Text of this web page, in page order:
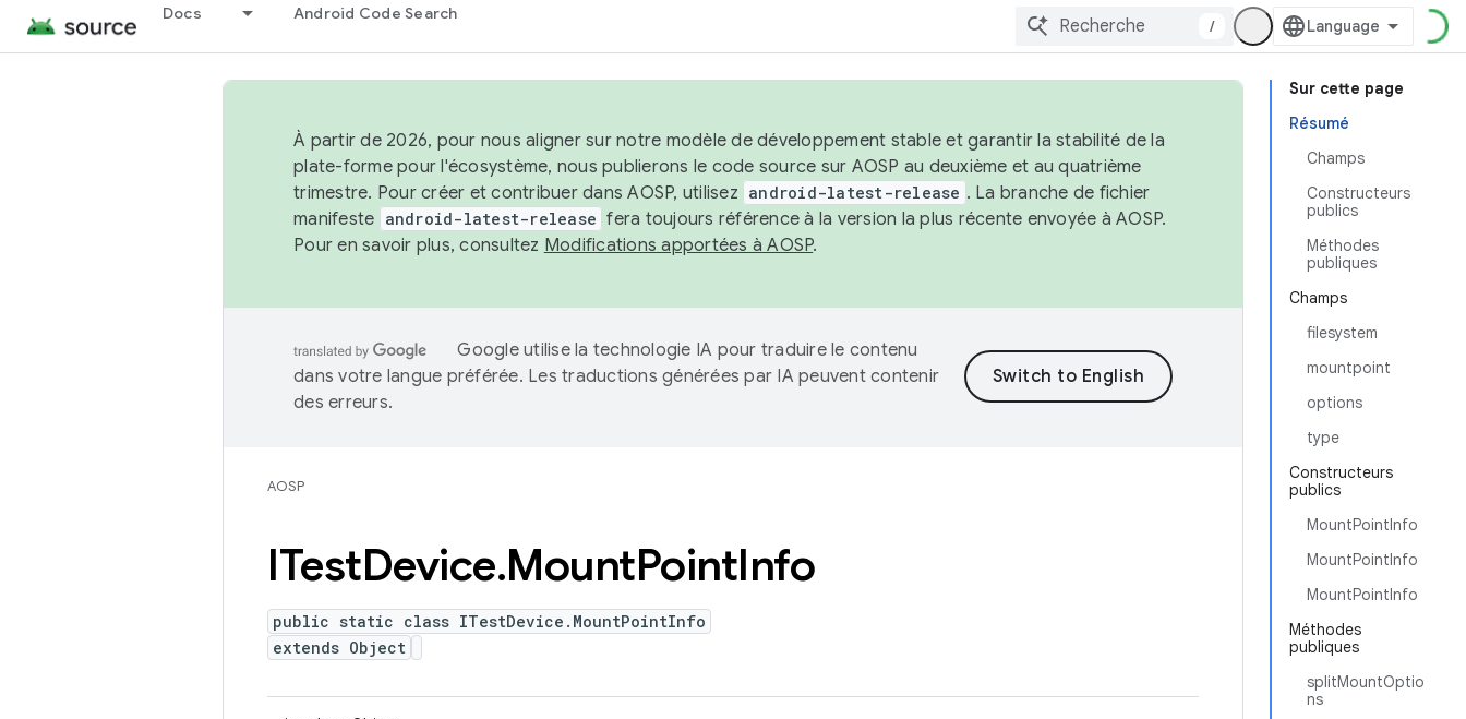
Docs Android Code Search
/
Sur cette page
Résumé
Champs
Constructeurs
publics
Méthodes
publiques
Champs
filesystem
mountpoint
options
type
Constructeurs
publics
MountPointInfo
MountPointInfo
MountPointInfo
Méthodes
publiques
splitMountOptio
ns
À partir de 2026, pour nous aligner sur notre modèle de développement stable et garantir la stabilité de la
plate-forme pour l'écosystème, nous publierons le code source sur AOSP au deuxième et au quatrième
trimestre. Pour créer et contribuer dans AOSP, utilisez android-latest-release . La branche de fichier
manifeste android-latest-release fera toujours référence à la version la plus récente envoyée à AOSP.
Pour en savoir plus, consultez Modifications apportées à AOSP.
Google utilise la technologie IA pour traduire le contenu
dans votre langue préférée. Les traductions générées par IA peuvent contenir
des erreurs.
AOSP
ITestDevice.MountPointInfo
public static class ITestDevice.MountPointInfo
extends Object